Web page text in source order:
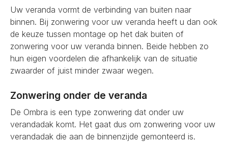
Uw veranda vormt de verbinding van buiten naar
binnen. Bij zonwering voor uw veranda heeft u dan ook
de keuze tussen montage op het dak buiten of
zonwering voor uw veranda binnen. Beide hebben zo
hun eigen voordelen die afhankelijk van de situatie
zwaarder of juist minder zwaar wegen.
Zonwering onder de veranda
De Ombra is een type zonwering dat onder uw
verandadak komt. Het gaat dus om zonwering voor uw
verandadak die aan de binnenzijde gemonteerd is.